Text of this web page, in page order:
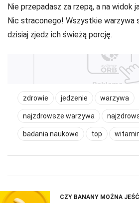
Nie przepadasz za rzepą, a na widok
Nic straconego! Wszystkie warzywa
dzisiaj zjedz ich świeżą porcję.
zdrowie jedzenie warzywa
najzdrowsze warzywa
badania naukowe top
CZY BANANY MOŻNA